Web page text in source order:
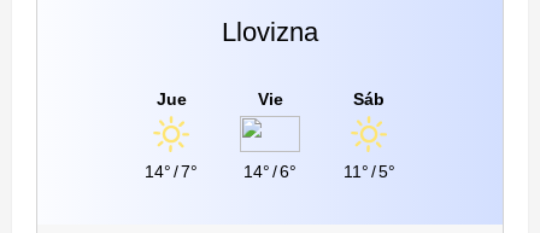
Llovizna
Jue
14°/7°
Vie
14°/6°
Sáb
11°/5°